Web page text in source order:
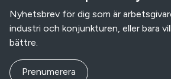
Nyhetsbrev för dig som är
industri och konjunkturen, eller bara
bättre.
Prenumerera